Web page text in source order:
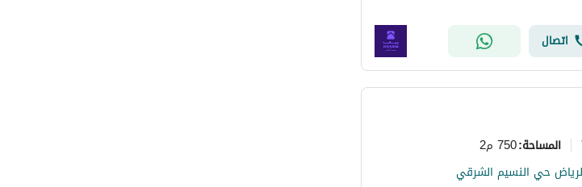
اتصال
المساحة:750 م2
حي النسيم الشرقي